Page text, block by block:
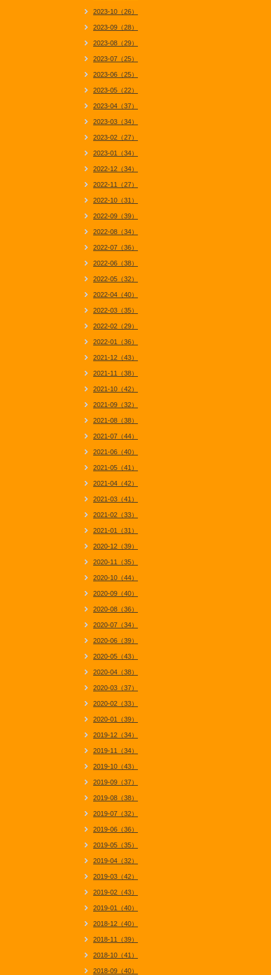
2023-10（26）
2023-09（28）
2023-08（29）
2023-07（25）
2023-06（25）
2023-05（22）
2023-04（37）
2023-03（34）
2023-02（27）
2023-01（34）
2022-12（34）
2022-11（27）
2022-10（31）
2022-09（39）
2022-08（34）
2022-07（36）
2022-06（38）
2022-05（32）
2022-04（40）
2022-03（35）
2022-02（29）
2022-01（36）
2021-12（43）
2021-11（38）
2021-10（42）
2021-09（32）
2021-08（38）
2021-07（44）
2021-06（40）
2021-05（41）
2021-04（42）
2021-03（41）
2021-02（33）
2021-01（31）
2020-12（39）
2020-11（35）
2020-10（44）
2020-09（40）
2020-08（36）
2020-07（34）
2020-06（39）
2020-05（43）
2020-04（38）
2020-03（37）
2020-02（33）
2020-01（39）
2019-12（34）
2019-11（34）
2019-10（43）
2019-09（37）
2019-08（38）
2019-07（32）
2019-06（36）
2019-05（35）
2019-04（32）
2019-03（42）
2019-02（43）
2019-01（40）
2018-12（40）
2018-11（39）
2018-10（41）
2018-09（40）